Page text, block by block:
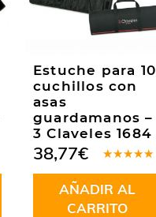
Estuche para 10
cuchillos con
asas
guardamanos –
3 Claveles 1684
en4.80
de 5
38,77€
AÑADIR AL
CARRITO